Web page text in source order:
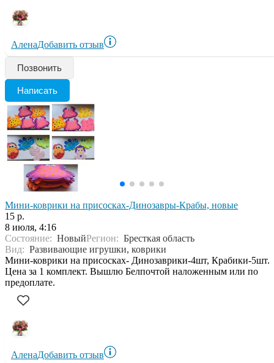
АленаДобавить отзыв
Позвонить
Написать
Мини-коврики на присосках-Динозавры-Крабы, новые
15 р.
8 июля, 4:16
Состояние: НовыйРегион: Бресткая область
Вид: Развивающие игрушки, коврики
Мини-коврики на присосках- Динозаврики-4шт, Крабики-5шт.
Цена за 1 комплект. Вышлю Белпочтой наложенным или по
предоплате.
АленаДобавить отзыв